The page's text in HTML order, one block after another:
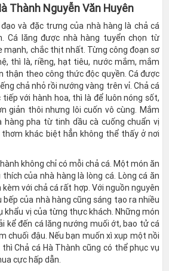
Thành Nguyễn Văn Huyên
và đặc trưng của nhà hàng là chả cá
Cá lăng được nhà hàng tuyển chọn từ
mạnh, chắc thịt nhất. Từng công đoạn sơ
thì là, riềng, hạt tiêu, nước mắm, mắm
thận theo công thức độc quyền. Cá được
chả nhỏ rồi nướng vàng trên vỉ. Chả cá
với hành hoa, thì là để luôn nóng sốt,
giản thôi nhưng lôi cuốn vô cùng. Mắm
hàng pha từ tinh dầu cà cuống chuẩn vị
khác biệt hẳn không thể thấy ở nơi
không chỉ có mỗi chả cá. Một món ăn
của nhà hàng là lòng cá. Lòng cá ăn
với chả cá rất hợp. Với nguồn nguyên
bếp của nhà hàng cũng sáng tạo ra nhiều
khẩu vị của từng thực khách. Những món
kể đến cá lăng nướng muối ớt, bao tử cá
chuối đậu. Nếu bạn muốn xì xụp một nồi
Chả cá Hà Thành cũng có thể phục vụ
cực hấp dẫn.